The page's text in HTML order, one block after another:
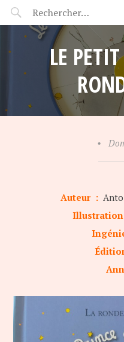
POP-UP FÉERIE
LE
•
Auteur :